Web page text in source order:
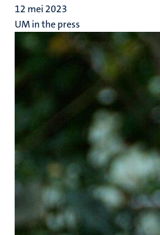
12 mei 2023
UM in the press